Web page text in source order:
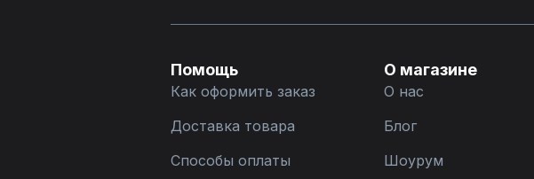
Помощь
Как оформить заказ
Доставка товара
Способы оплаты
О магазине
О нас
Блог
Шоурум